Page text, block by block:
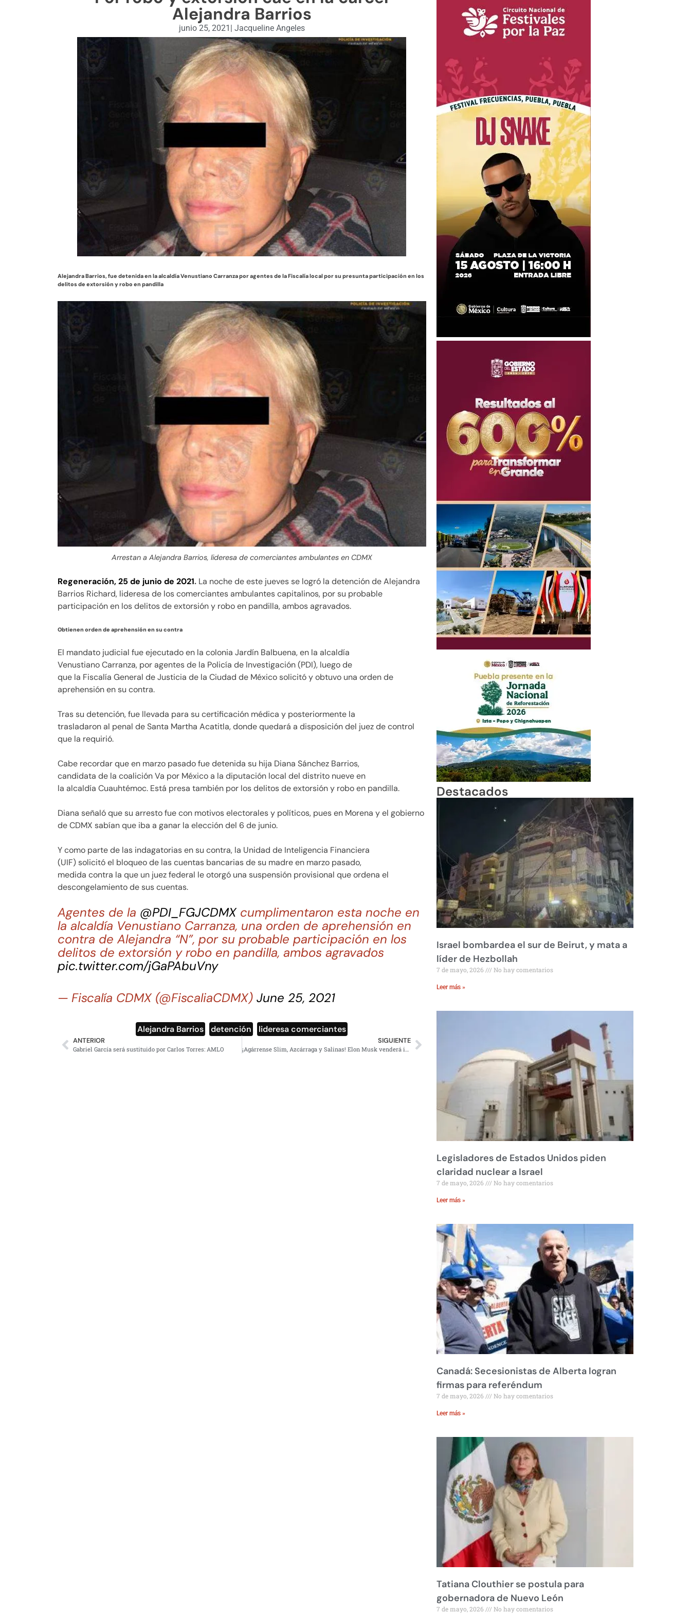
Alejandra Barrios
junio 25, 2021 Jacqueline Angeles
Alejandra Barrios, fue detenida en la alcaldía Venustiano Carranza por agentes de la Fiscalía local por su presunta participación en los
delitos de extorsión y robo en pandilla
Arrestan a Alejandra Barrios, lideresa de comerciantes ambulantes en CDMX
Regeneración, 25 de junio de 2021. La noche de este jueves se logró la detención de Alejandra
Barrios Richard, lideresa de los comerciantes ambulantes capitalinos, por su probable
participación en los delitos de extorsión y robo en pandilla, ambos agravados.
Obtienen orden de aprehensión en su contra
El mandato judicial fue ejecutado en la colonia Jardín Balbuena, en la alcaldía
Venustiano Carranza, por agentes de la Policía de Investigación (PDI), luego de
que la Fiscalía General de Justicia de la Ciudad de México solicitó y obtuvo una orden de
aprehensión en su contra.
Tras su detención, fue llevada para su certificación médica y posteriormente la
trasladaron al penal de Santa Martha Acatitla, donde quedará a disposición del juez de control
que la requirió.
Cabe recordar que en marzo pasado fue detenida su hija Diana Sánchez Barrios,
candidata de la coalición Va por México a la diputación local del distrito nueve en
la alcaldía Cuauhtémoc. Está presa también por los delitos de extorsión y robo en pandilla.
Diana señaló que su arresto fue con motivos electorales y políticos, pues en Morena y el gobierno
de CDMX sabían que iba a ganar la elección del 6 de junio.
Y como parte de las indagatorias en su contra, la Unidad de Inteligencia Financiera
(UIF) solicitó el bloqueo de las cuentas bancarias de su madre en marzo pasado,
medida contra la que un juez federal le otorgó una suspensión provisional que ordena el
descongelamiento de sus cuentas.
Agentes de la @PDI_FGJCDMXcumplimentaron esta noche en
la alcaldía Venustiano Carranza, una orden de aprehensión en
contra de Alejandra “N”, por su probable participación en los
delitos de extorsión y robo en pandilla, ambos agravados
pic.twitter.com/jGaPAbuVny
— Fiscalía CDMX (@FiscaliaCDMX) June 25, 2021
Alejandra Barrios detención lideresa comerciantes
ANTERIOR
Gabriel García será sustituido por Carlos Torres: AMLO
SIGUIENTE
¡Agárrense Slim, Azcárraga y Salinas! Elon Musk venderá internet en México
Destacados
Israel bombardea el sur de Beirut, y mata a
líder de Hezbollah
7 de mayo, 2026 No hay comentarios
Leer más »
Legisladores de Estados Unidos piden
claridad nuclear a Israel
7 de mayo, 2026 No hay comentarios
Leer más »
Canadá: Secesionistas de Alberta logran
firmas para referéndum
7 de mayo, 2026 No hay comentarios
Leer más »
Tatiana Clouthier se postula para
gobernadora de Nuevo León
7 de mayo, 2026 No hay comentarios